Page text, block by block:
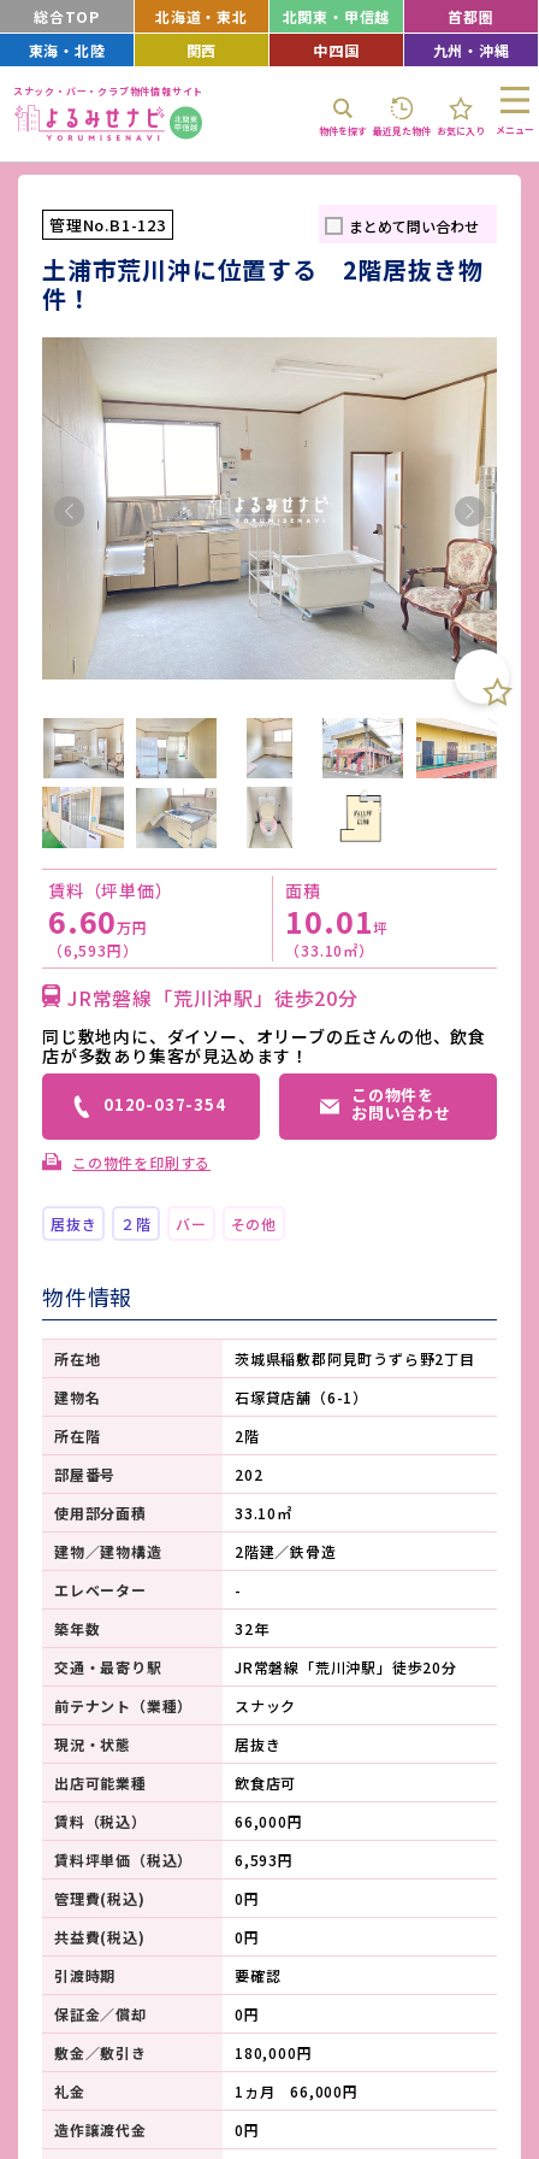
総合TOP 北海道・東北 北関東・甲信越
首都圏
東海・北陸
関西 中四国 九州・沖縄
スナック・バー・クラブ物件情報サイト
物件を探す 最近見た物件 お気に入り メニュー
管理No.B1-123 まとめて問い合わせ
土浦市荒川沖に位置する 2階居抜き物
件！
賃料（坪単価）
6.60万円
（6,593円）
面積
10.01坪
（33.10㎡）
JR常磐線「荒川沖駅」徒歩20分
同じ敷地内に、ダイソー、オリーブの丘さんの他、飲食
店が多数あり集客が見込めます！
0120-037-354 この物件を
お問い合わせ
この物件を印刷する
居抜き ２階 バー その他
物件情報
所在地
茨城県稲敷郡阿見町うずら野2丁目
建物名
石塚貸店舗（6-1）
所在階
2階
部屋番号
202
使用部分面積
33.10㎡
建物／建物構造
2階建／鉄骨造
エレベーター
-
築年数
32年
交通・最寄り駅
JR常磐線「荒川沖駅」徒歩20分
前テナント（業種）
スナック
現況・状態
居抜き
出店可能業種
飲食店可
賃料（税込）
66,000円
賃料坪単価（税込）
6,593円
管理費(税込)
0円
共益費(税込)
0円
引渡時期
要確認
保証金／償却
0円
敷金／敷引き
180,000円
礼金
1ヵ月 66,000円
造作譲渡代金
0円